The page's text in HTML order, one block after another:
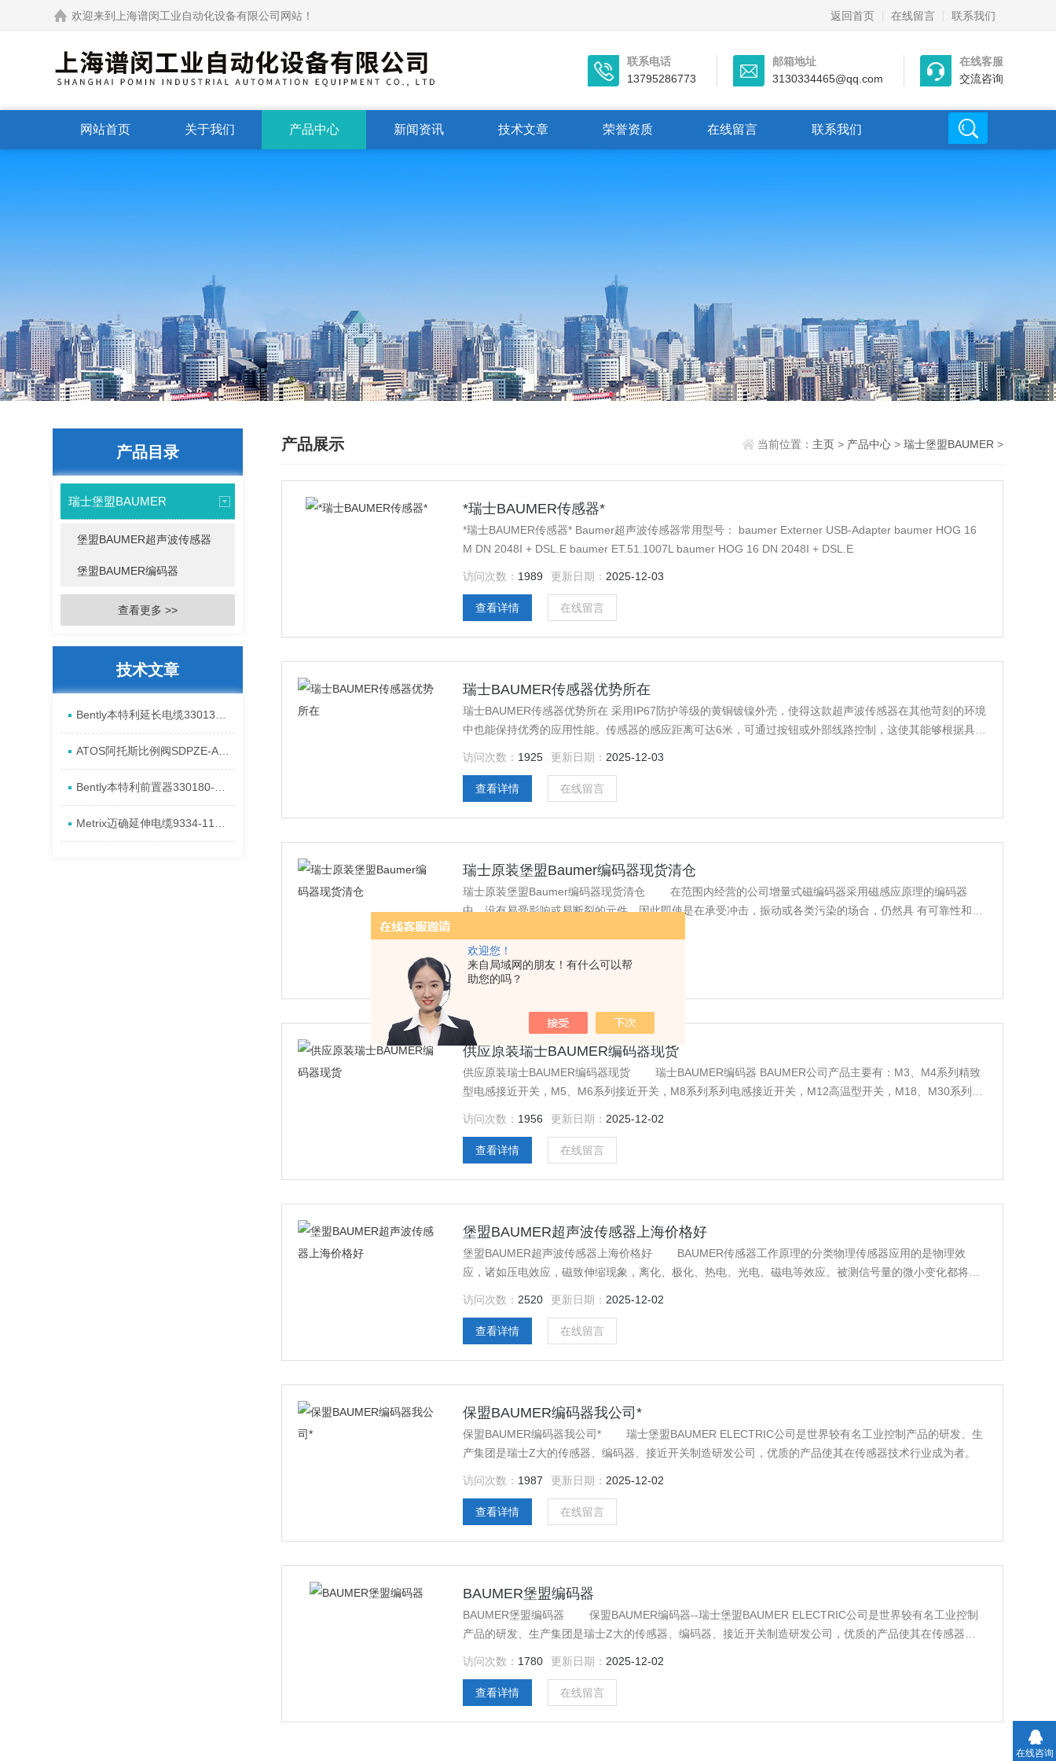
欢迎您！
来自局域网的朋友！有什么可以帮
助您的吗？
欢迎来到上海谱闵工业自动化设备有限公司网站！ 返回首页 在线留言 联系我们
联系电话
13795286773
邮箱地址
3130334465@qq.com
在线客服
交流咨询
网站首页 关于我们 产品中心 新闻资讯 技术文章 荣誉资质 在线留言 联系我们
产品目录
瑞士堡盟BAUMER
堡盟BAUMER超声波传感器
堡盟BAUMER编码器
查看更多 >>
技术文章
产品展示 当前位置： 主页 > 产品中心 > 瑞士堡盟BAUMER >
*瑞士BAUMER传感器*
*瑞士BAUMER传感器* Baumer超声波传感器常用型号： baumer Externer USB-Adapter baumer HOG 16
M DN 2048I + DSL.E baumer ET.51.1007L baumer HOG 16 DN 2048I + DSL.E
访问次数： 1989 更新日期： 2025-12-03
查看详情 在线留言
瑞士BAUMER传感器优势所在
瑞士BAUMER传感器优势所在 采用IP67防护等级的黄铜镀镍外壳，使得这款超声波传感器在其他苛刻的环境
中也能保持优秀的应用性能。传感器的感应距离可达6米，可通过按钮或外部线路控制，这使其能够根据具体
访问次数： 1925 更新日期： 2025-12-03
查看详情 在线留言
瑞士原装堡盟Baumer编码器现货清仓
瑞士原装堡盟Baumer编码器现货清仓 在范围内经营的公司增量式磁编码器采用磁感应原理的编码器
中，没有易受影响或易断裂的元件，因此即使是在承受冲击，振动或各类污染的场合，仍然具 有可靠性和*
访问次数：1694 更新日期：2025-12-02
查看详情 在线留言
供应原装瑞士BAUMER编码器现货
供应原装瑞士BAUMER编码器现货 瑞士BAUMER编码器 BAUMER公司产品主要有：M3、M4系列精致
型电感接近开关，M5、M6系列接近开关，M8系列系列电感接近开关，M12高温型开关，M18、M30系列电
访问次数： 1956 更新日期： 2025-12-02
查看详情 在线留言
堡盟BAUMER超声波传感器上海价格好
堡盟BAUMER超声波传感器上海价格好 BAUMER传感器工作原理的分类物理传感器应用的是物理效
应，诸如压电效应，磁致伸缩现象，离化、极化、热电、光电、磁电等效应。被测信号量的微小变化都将转
访问次数： 2520 更新日期： 2025-12-02
查看详情 在线留言
保盟BAUMER编码器我公司*
保盟BAUMER编码器我公司* 瑞士堡盟BAUMER ELECTRIC公司是世界较有名工业控制产品的研发、生
产集团是瑞士Z大的传感器、编码器、接近开关制造研发公司，优质的产品使其在传感器技术行业成为者。
访问次数： 1987 更新日期： 2025-12-02
查看详情 在线留言
BAUMER堡盟编码器
BAUMER堡盟编码器 保盟BAUMER编码器--瑞士堡盟BAUMER ELECTRIC公司是世界较有名工业控制
产品的研发、生产集团是瑞士Z大的传感器、编码器、接近开关制造研发公司，优质的产品使其在传感器技
访问次数： 1780 更新日期： 2025-12-02
查看详情 在线留言
在线咨询